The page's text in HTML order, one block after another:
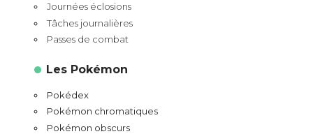
Journées éclosions
Tâches journalières
Passes de combat
Les Pokémon
Pokédex
Pokémon chromatiques
Pokémon obscurs